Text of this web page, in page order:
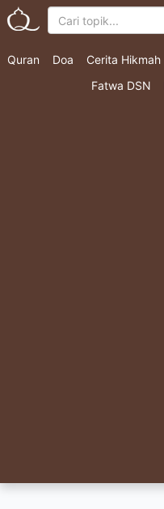
Quran Doa Cerita Hikmah
Fatwa DSN